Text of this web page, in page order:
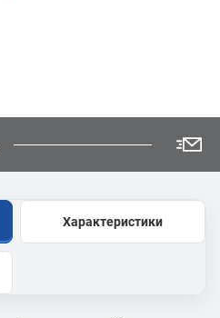
Характеристики